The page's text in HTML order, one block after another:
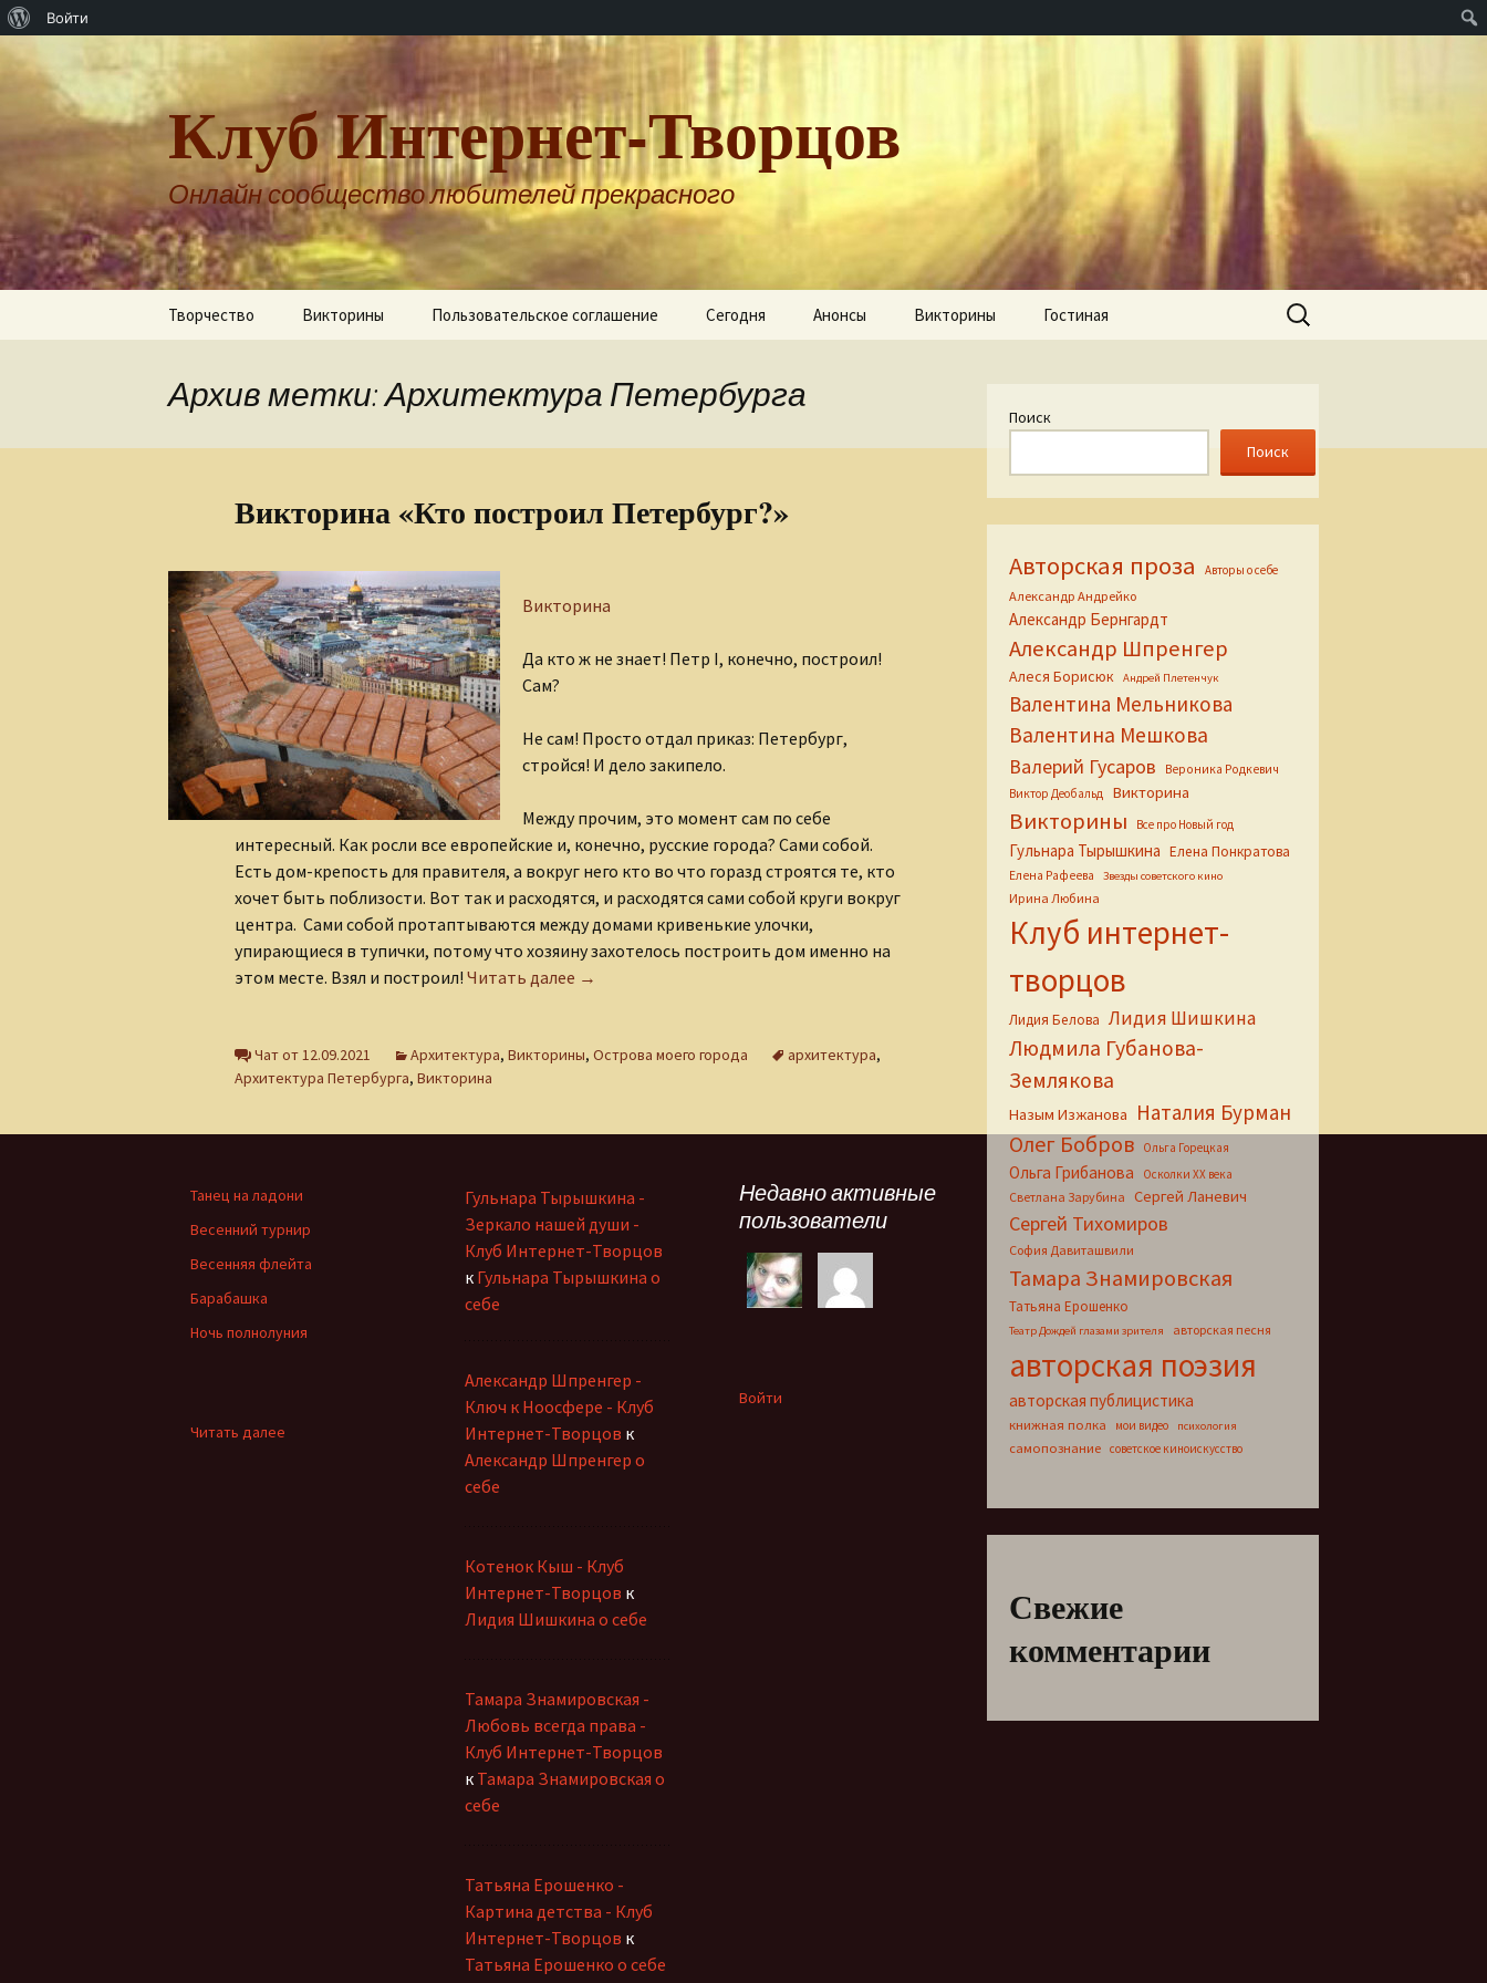
Войти
Клуб Интернет-Творцов
Онлайн сообщество любителей прекрасного
Творчество
Александр Бернгардт
Алеся Борисюк
Валерий Гусаров
Валентина Мельникова
Валентина Мешкова
Вероника Родкевич
Виктор Деобальд
Гульнара Тырышкина
Елена Рафеева
Лидия Шишкина
Ольга Грибанова
Николаюс Пузаковас
Наталия Бурман
Наталья Бычкова
Олег Бобров
Викторины Пользовательское соглашение Сегодня Анонсы Викторины Гостиная
Найти:
Архив метки: Архитектура Петербурга
Викторина «Кто построил Петербург?»
Викторина
Да кто ж не знает! Петр I, конечно, построил!
Сам?
Не сам! Просто отдал приказ: Петербург,
стройся! И дело закипело.
Между прочим, это момент сам по себе
интересный. Как росли все европейские и, конечно, русские города? Сами собой.
Есть дом-крепость для правителя, а вокруг него кто во что горазд строятся те, кто
хочет быть поблизости. Вот так и расходятся, и расходятся сами собой круги вокруг
центра. Сами собой протаптываются между домами кривенькие улочки,
упирающиеся в тупички, потому что хозяину захотелось построить дом именно на
этом месте. Взял и построил! Читать далее Викторина «Кто построил Петербург?»
→
Чат от 12.09.2021 Архитектура, Викторины, Острова моего города архитектура,
Архитектура Петербурга, Викторина
Поиск
Поиск
Авторская проза Авторы о себе
Александр Андрейко
Александр Бернгардт
Александр Шпренгер
Алеся Борисюк Андрей Плетенчук
Валентина Мельникова
Валентина Мешкова
Валерий Гусаров
Вероника Родкевич
Виктор Деобальд
Викторина
Викторины Все про Новый год
Гульнара Тырышкина Елена Понкратова
Елена Рафеева Звезды советского кино
Ирина Любина
Клуб интернет-
творцов
Лидия Белова Лидия Шишкина
Людмила Губанова-
Землякова
Назым Изжанова Наталия Бурман
Олег Бобров Ольга Горецкая
Ольга Грибанова Осколки ХХ века
Светлана Зарубина Сергей Ланевич
Сергей Тихомиров
София Давиташвили
Тамара Знамировская
Татьяна Ерошенко
Театр Дождей глазами зрителя авторская песня
авторская поэзия
авторская публицистика
книжная полка мои видео психология
самопознание советское киноискусство
Свежие
комментарии
Танец на ладони
Весенний турнир
Весенняя флейта
Барабашка
Ночь полнолуния
Гульнара Тырышкина -
Зеркало нашей души -
Клуб Интернет-Творцов
к Гульнара Тырышкина о
себе
Александр Шпренгер -
Ключ к Ноосфере - Клуб
Интернет-Творцов к
Александр Шпренгер о
себе
Котенок Кыш - Клуб
Интернет-Творцов к
Лидия Шишкина о себе
Тамара Знамировская -
Любовь всегда права -
Клуб Интернет-Творцов
к Тамара Знамировская о
себе
Татьяна Ерошенко -
Картина детства - Клуб
Интернет-Творцов к
Татьяна Ерошенко о себе
Недавно активные
пользователи
Войти
Читать далее